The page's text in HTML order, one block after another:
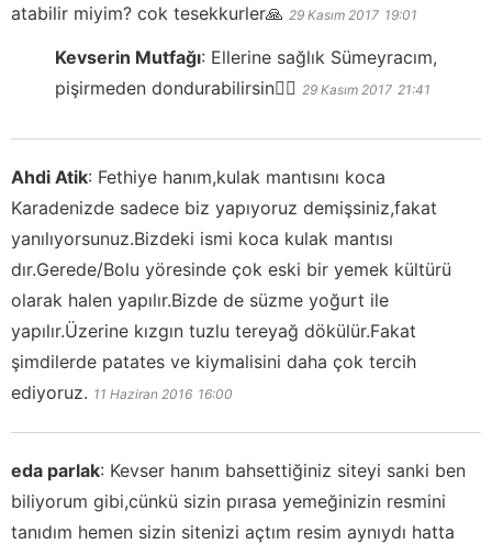
atabilir miyim? cok tesekkurler🙏 29 Kasım 2017 19:01
Kevserin Mutfağı: Ellerine sağlık Sümeyracım,
pişirmeden dondurabilirsin👍🏻 29 Kasım 2017 21:41
Ahdi Atik: Fethiye hanım,kulak mantısını koca
Karadenizde sadece biz yapıyoruz demişsiniz,fakat
yanılıyorsunuz.Bizdeki ismi koca kulak mantısı
dır.Gerede/Bolu yöresinde çok eski bir yemek kültürü
olarak halen yapılır.Bizde de süzme yoğurt ile
yapılır.Üzerine kızgın tuzlu tereyağ dökülür.Fakat
şimdilerde patates ve kiymalisini daha çok tercih
ediyoruz. 11 Haziran 2016 16:00
eda parlak: Kevser hanım bahsettiğiniz siteyi sanki ben
biliyorum gibi,cünkü sizin pırasa yemeğinizin resmini
tanıdım hemen sizin sitenizi açtım resim aynıydı hatta